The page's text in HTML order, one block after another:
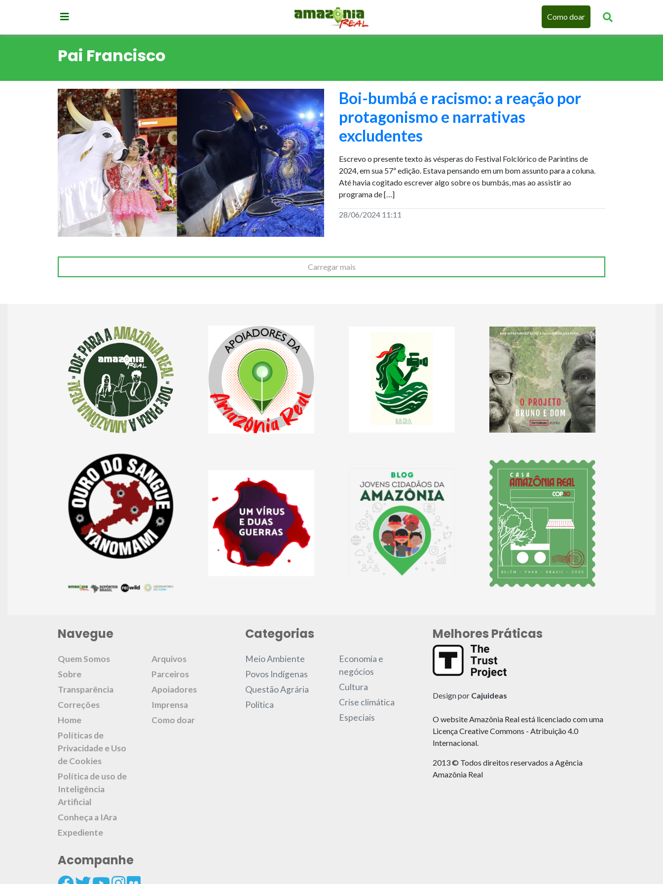
Como doar
Pai Francisco
Boi-bumbá e racismo: a reação por
protagonismo e narrativas
excludentes
Escrevo o presente texto às vésperas do Festival Folclórico de Parintins de
2024, em sua 57ª edição. Estava pensando em um bom assunto para a coluna.
Até havia cogitado escrever algo sobre os bumbás, mas ao assistir ao
programa de […]
28/06/2024 11:11
Carregar mais
Navegue
Quem Somos
Sobre
Transparência
Correções
Home
Políticas de
Privacidade e Uso
de Cookies
Política de uso de
Inteligência
Artificial
Conheça a IAra
Expediente
Arquivos
Parceiros
Apoiadores
Imprensa
Como doar
Acompanhe
Categorias
Meio Ambiente
Povos Indígenas
Questão Agrária
Política
Economia e
negócios
Cultura
Crise climática
Especiais
Melhores Práticas
Design por Cajuideas
O website Amazônia Real está licenciado com uma
Licença Creative Commons - Atribuição 4.0
Internacional.
2013 © Todos direitos reservados a Agência
Amazônia Real